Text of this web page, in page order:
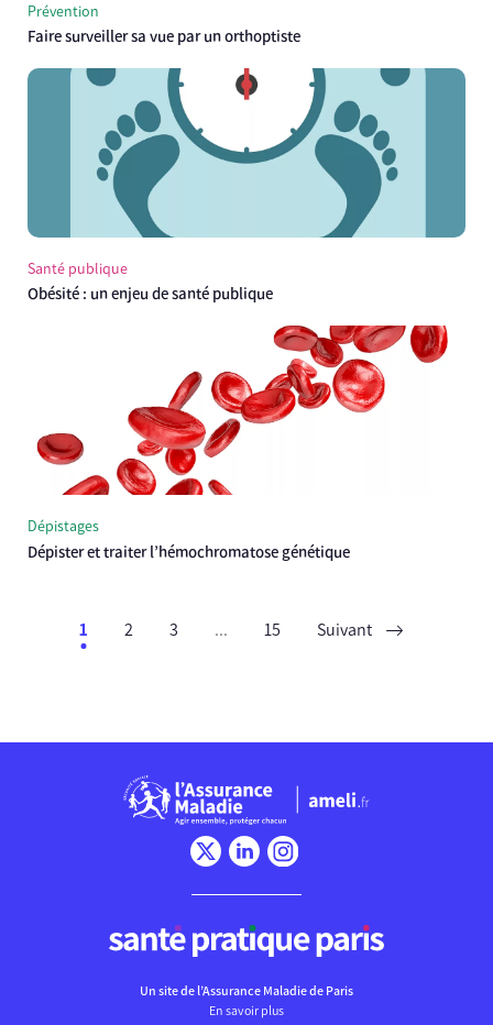
Prévention
Faire surveiller sa vue par un orthoptiste
Santé publique
Obésité : un enjeu de santé publique
Dépistages
Dépister et traiter l’hémochromatose génétique
1 2 3 ... 15 Suivant
Un site de l’Assurance Maladie de Paris
En savoir plus